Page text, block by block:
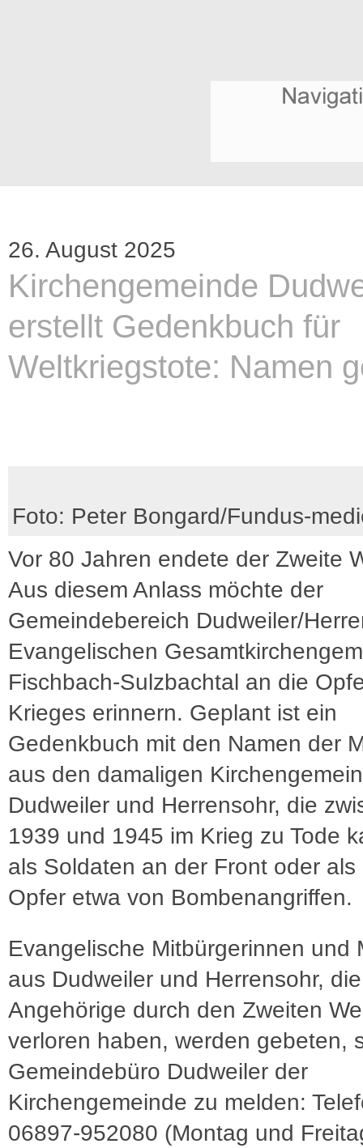
26. August 2025
Kirchengemeinde
erstellt Gedenkbuch für
Weltkriegstote: Namen
Foto: Peter Bongard/Fundus-
Vor 80 Jahren endete der Zweite
Aus diesem Anlass möchte der
Gemeindebereich Dudweiler/
Evangelischen
Fischbach-Sulzbachtal an die
Krieges erinnern. Geplant ist ein
Gedenkbuch mit den Namen der
aus den damaligen
Dudweiler und Herrensohr, die
1939 und 1945 im Krieg zu Tode
als Soldaten an der Front oder als
Opfer etwa von Bombenangriffen.
Evangelische Mitbürgerinnen und
aus Dudweiler und Herrensohr, die
Angehörige durch den Zweiten
verloren haben, werden gebeten,
Gemeindebüro Dudweiler der
Kirchengemeinde zu melden:
06897-952080 (Montag und